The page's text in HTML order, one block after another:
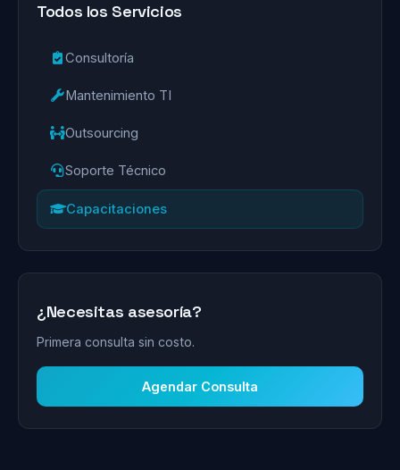
Todos los Servicios
Consultoría
Mantenimiento TI
Outsourcing
Soporte Técnico
Capacitaciones
¿Necesitas asesoría?
Primera consulta sin costo.
Agendar Consulta